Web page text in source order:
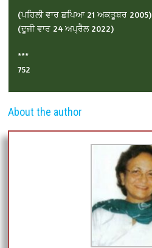
(ਪਹਿਲੀ ਵਾਰ ਛਪਿਆ 21 ਅਕਤੂਬਰ 2005)
(ਦੂਜੀ ਵਾਰ 24 ਅਪ੍ਰੈਲ 2022)
***
752
About the author